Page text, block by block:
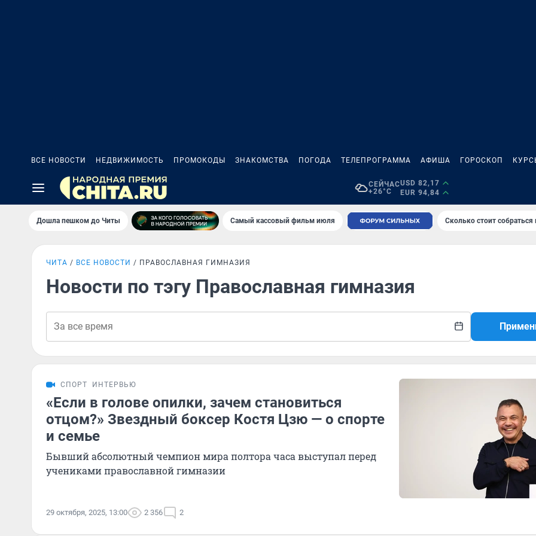
ВСЕ НОВОСТИ НЕДВИЖИМОСТЬ ПРОМОКОДЫ ЗНАКОМСТВА ПОГОДА ТЕЛЕПРОГРАММА АФИША ГОРОСКОП
СЕЙЧАС
+26°C
USD 82,17
EUR 94,84
Дошла пешком до Читы Самый кассовый фильм июля Сколько стоит
ЧИТА ВСЕ НОВОСТИ ПРАВОСЛАВНАЯ ГИМНАЗИЯ
Новости по тэгу Православная гимназия
СПОРТ ИНТЕРВЬЮ
«Если в голове опилки, зачем становиться
отцом?» Звездный боксер Костя Цзю — о спорте
и семье
Бывший абсолютный чемпион мира полтора часа выступал перед
учениками православной гимназии
29 октября, 2025, 13:00 2 356 2